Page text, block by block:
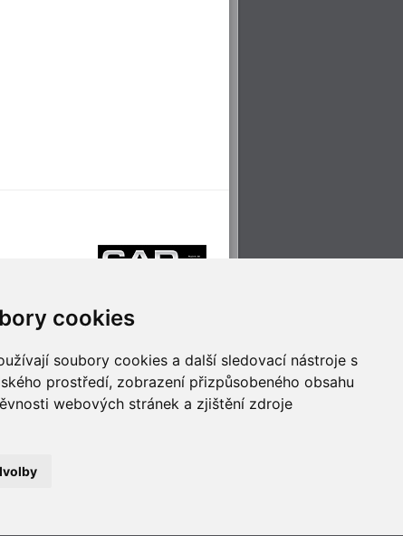
cookies
soubory cookies a další sledovací nástroje s
prostředí, zobrazení přizpůsobeného obsahu
webových stránek a zjištění zdroje
cestování
Technologie pro